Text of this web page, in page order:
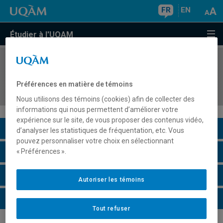
FR EN
Étudier à l'UQAM
COURS//
environnementaux
Description du cours
Horaire - Été 2026
Horaire - Automne 2026
Horaire - Hiver 2027
Préférences en matière de témoins
Nous utilisons des témoins (cookies) afin de collecter des
informations qui nous permettent d’améliorer votre
expérience sur le site, de vous proposer des contenus vidéo,
d’analyser les statistiques de fréquentation, etc. Vous
pouvez personnaliser votre choix en sélectionnant
« Préférences ».
Tout refuser
Autoriser les témoins